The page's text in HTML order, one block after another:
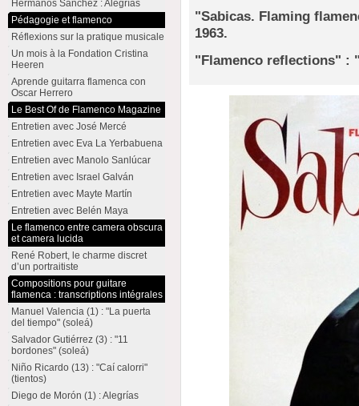
"Sabicas. Flaming
1963.
"Flamenco reflections" :
Hermanos Sánchez : Alegrías
Pédagogie et flamenco
Réflexions sur la pratique musicale
Un mois à la Fondation Cristina
Heeren
Aprende guitarra flamenca con
Oscar Herrero
Le Best Of de Flamenco Magazine
Entretien avec José Mercé
Entretien avec Eva La Yerbabuena
Entretien avec Manolo Sanlúcar
Entretien avec Israel Galván
Entretien avec Mayte Martín
Entretien avec Belén Maya
Le flamenco entre camera obscura
et camera lucida
René Robert, le charme discret
d’un portraitiste
Compositions pour guitare
flamenca : transcriptions intégrales
Manuel Valencia (1) : "La puerta
del tiempo" (soleá)
Salvador Gutiérrez (3) : "11
bordones" (soleá)
Niño Ricardo (13) : "Caí calorri"
(tientos)
Diego de Morón (1) : Alegrías